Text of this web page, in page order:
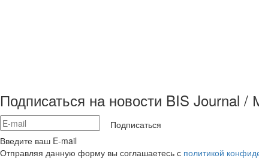
Подписаться на новости BIS Journal /
Подписаться
Введите ваш E-mail
Отправляя данную форму вы соглашаетесь с политикой